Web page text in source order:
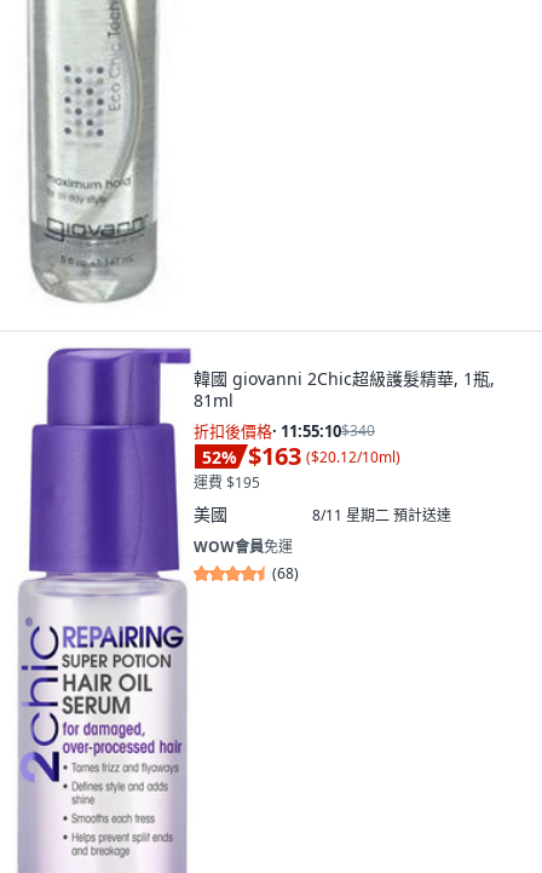
韓國 giovanni 2Chic超級護髮精華, 1瓶,
81ml
折扣後價格· 11:55:08$340
52% $163 ($20.12/10ml)
運費 $195
美國 8/11 星期二預計送達
WOW會員免運
(68)